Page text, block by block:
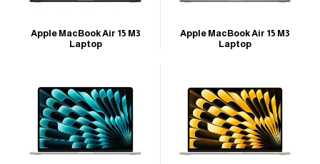
Apple MacBook Air 15 M3
Laptop
Apple MacBook Air 15 M3
Laptop